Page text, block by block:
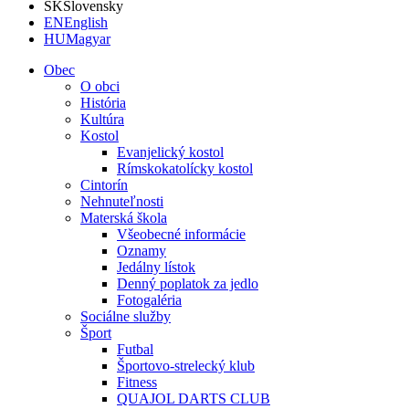
SKSlovensky
ENEnglish
HUMagyar
Obec
O obci
História
Kultúra
Kostol
Evanjelický kostol
Rímskokatolícky kostol
Cintorín
Nehnuteľnosti
Materská škola
Všeobecné informácie
Oznamy
Jedálny lístok
Denný poplatok za jedlo
Fotogaléria
Sociálne služby
Šport
Futbal
Športovo-strelecký klub
Fitness
QUAJOL DARTS CLUB